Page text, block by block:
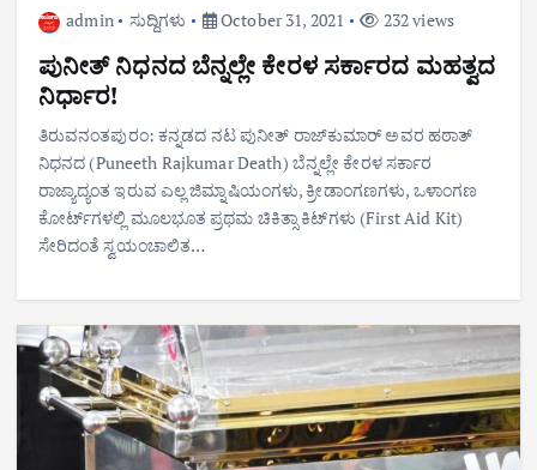
admin ಸುದ್ದಿಗಳು October 31, 2021 232 views
ಪುನೀತ್‌ ನಿಧನದ ಬೆನ್ನಲ್ಲೇ ಕೇರಳ ಸರ್ಕಾರದ ಮಹತ್ವದ
ನಿರ್ಧಾರ!
ತಿರುವನಂತಪುರಂ: ಕನ್ನಡದ ನಟ ಪುನೀತ್‌ ರಾಜ್‌ಕುಮಾರ್‌ ಅವರ ಹಠಾತ್‌
ನಿಧನದ (Puneeth Rajkumar Death) ಬೆನ್ನಲ್ಲೇ ಕೇರಳ ಸರ್ಕಾರ
ರಾಜ್ಯಾದ್ಯಂತ ಇರುವ ಎಲ್ಲ ಜಿಮ್ನಾಷಿಯಂಗಳು, ಕ್ರೀಡಾಂಗಣಗಳು, ಒಳಾಂಗಣ
ಕೋರ್ಟ್‌ಗಳಲ್ಲಿ ಮೂಲಭೂತ ಪ್ರಥಮ ಚಿಕಿತ್ಸಾ ಕಿಟ್‌ಗಳು (First Aid Kit)
ಸೇರಿದಂತೆ ಸ್ವಯಂಚಾಲಿತ…